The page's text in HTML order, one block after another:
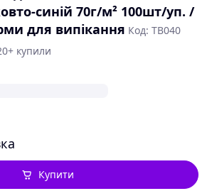
синій 70г/м² 100шт/уп. /
для випікання Код: TB040
купили
Купити